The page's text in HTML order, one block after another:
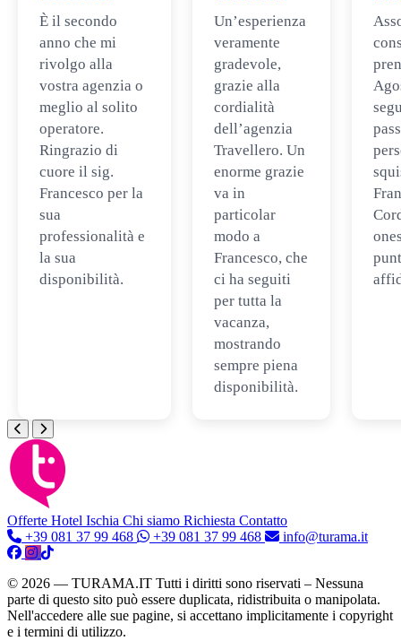
È il secondo
anno che mi
rivolgo alla
vostra agenzia o
meglio al solito
operatore.
Ringrazio di
cuore il sig.
Francesco per la
sua
professionalità e
la sua
disponibilità.
Un’esperienza
veramente
gradevole,
grazie alla
cordialità
dell’agenzia
Travellero. Un
enorme grazie
va in
particolar
modo a
Francesco, che
ci ha seguiti
per tutta la
vacanza,
mostrando
sempre piena
disponibilità.
Offerte Hotel Ischia Chi siamo Richiesta Contatto
+39 081 37 99 468
+39 081 37 99 468 info@turama.it
© 2026 — TURAMA.IT Tutti i diritti sono riservati – Nessuna
parte di questo sito può essere duplicata, ridistribuita o manipolata.
Nell'accedere alle sue pagine, si accettano implicitamente i copyright
e i termini di utilizzo.